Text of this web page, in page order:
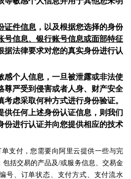
证件信息 ，以及根据您选择的身份
号信息、银行账号信息或面部特征
据法律要求对您的真实身份进行认
感个人信息，一旦被泄露或非法使
尊严受到侵害或者人身、财产安全
考虑采取何种方式进行身份验证。
供任何上述身份认证信息，则我们
份进行认证并向您提供相应的技术
支付，您需要向阿里云提供一些与完
包括交易的产品及/或服务信息、交易金
号、订单状态、支付方式、支付流水